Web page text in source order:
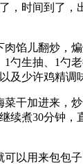
，时间到了，
肉馅儿翻炒，
1勺生抽、1勺
及少许鸡精调
菜干加进来，
续煮30分钟，
可以用来包包